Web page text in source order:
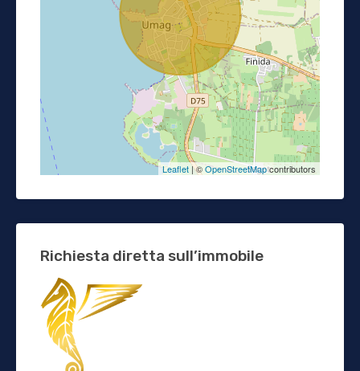
Leaflet | ©OpenStreetMapcontributors
Richiesta diretta sull’immobile